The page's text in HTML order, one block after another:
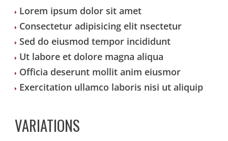
Lorem ipsum dolor sit amet
Consectetur adipisicing elit nsectetur
Sed do eiusmod tempor incididunt
Ut labore et dolore magna aliqua
Officia deserunt mollit anim eiusmor
Exercitation ullamco laboris nisi ut aliquip
VARIATIONS